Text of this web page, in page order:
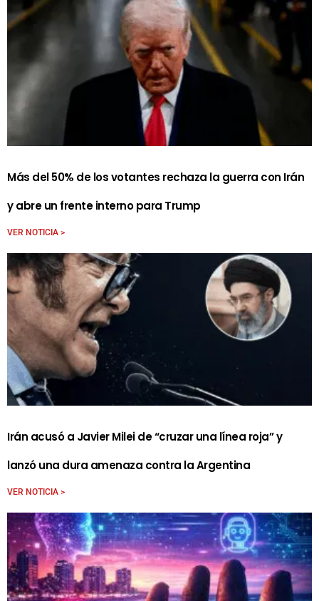
Más del 50% de los votantes rechaza la guerra con Irán
y abre un frente interno para Trump
VER NOTICIA >
Irán acusó a Javier Milei de “cruzar una línea roja” y
lanzó una dura amenaza contra la Argentina
VER NOTICIA >